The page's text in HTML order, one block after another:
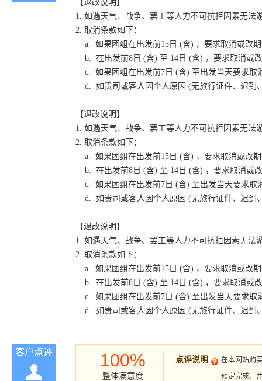
【退改说明】
1. 如遇天气、战争、罢工等人力不可抗拒因素无
2. 取消条款如下：
a. 如果团组在出发前15日 (含) ，要求取消或改
b. 在出发前8日 (含) 至 14日 (含) ，要求取消或
c. 如果团组在出发前7日 (含) 至出发当天要求取
d. 如贵司或客人因个人原因 (无旅行证件、迟到
【退改说明】
1. 如遇天气、战争、罢工等人力不可抗拒因素无
2. 取消条款如下：
a. 如果团组在出发前15日 (含) ，要求取消或改
b. 在出发前8日 (含) 至 14日 (含) ，要求取消或
c. 如果团组在出发前7日 (含) 至出发当天要求取
d. 如贵司或客人因个人原因 (无旅行证件、迟到
【退改说明】
1. 如遇天气、战争、罢工等人力不可抗拒因素无
2. 取消条款如下：
a. 如果团组在出发前15日 (含) ，要求取消或改
b. 在出发前8日 (含) 至 14日 (含) ，要求取消或
c. 如果团组在出发前7日 (含) 至出发当天要求取
d. 如贵司或客人因个人原因 (无旅行证件、迟到
客户点评 100%
整体满意度
点评说明
在本网站购
预定完成，